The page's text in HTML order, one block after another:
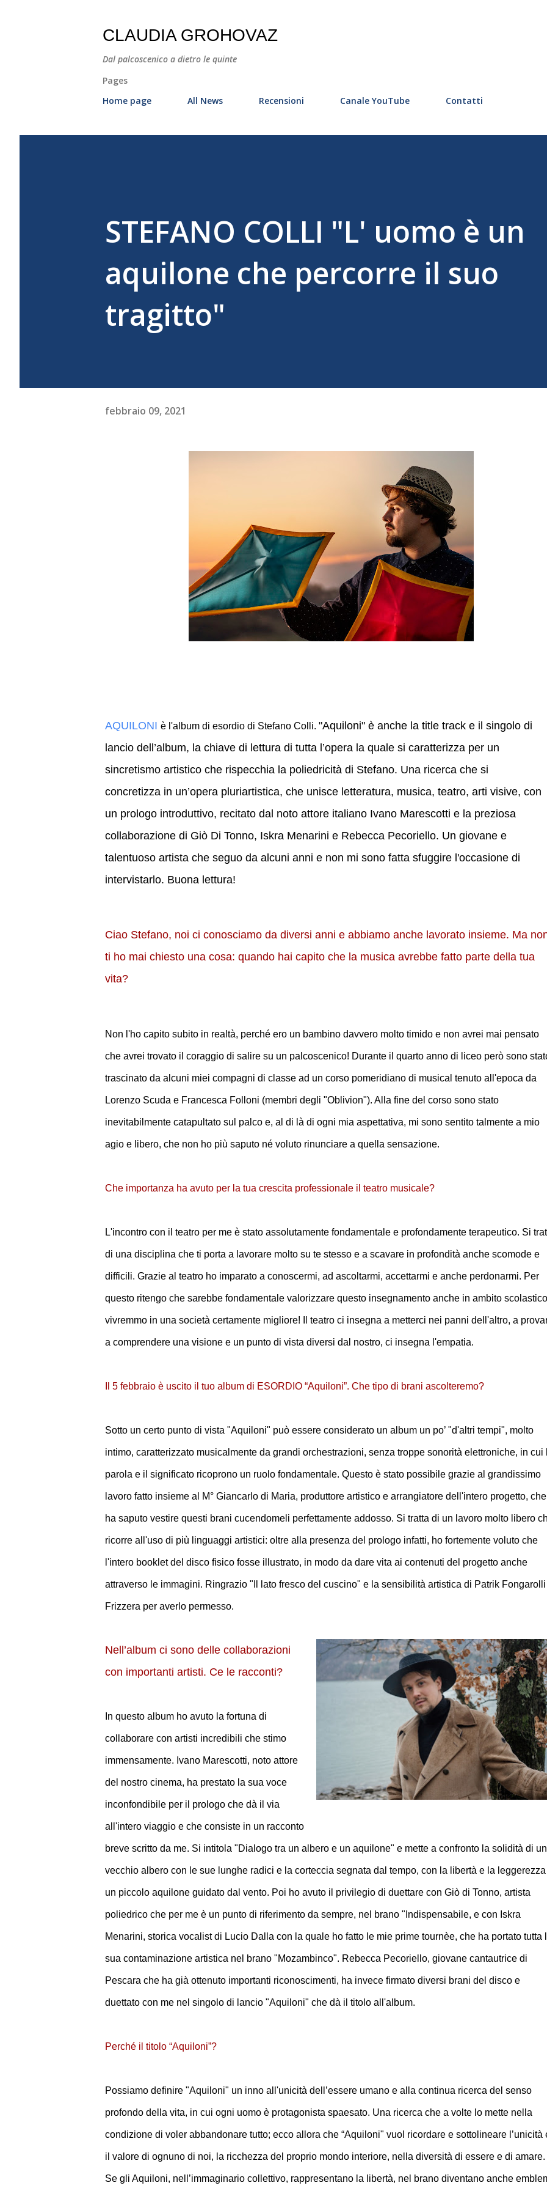
CLAUDIA GROHOVAZ
Dal palcoscenico a dietro le quinte
Pages
Home page
All News Recensioni Canale YouTube Contatti
STEFANO COLLI "L' uomo è un
aquilone che percorre il suo
tragitto"
febbraio 09, 2021
AQUILONI è l'album di esordio di Stefano Colli. "Aquiloni" è anche la title track e il singolo di
lancio dell’album, la chiave di lettura di tutta l’opera la quale si caratterizza per un
sincretismo artistico che rispecchia la poliedricità di Stefano. Una ricerca che si
concretizza in un’opera pluriartistica, che unisce letteratura, musica, teatro, arti visive, con
un prologo introduttivo, recitato dal noto attore italiano Ivano Marescotti e la preziosa
collaborazione di Giò Di Tonno, Iskra Menarini e Rebecca Pecoriello. Un giovane e
talentuoso artista che seguo da alcuni anni e non mi sono fatta sfuggire l'occasione di
intervistarlo. Buona lettura!
Ciao Stefano, noi ci conosciamo da diversi anni e abbiamo anche lavorato insieme. Ma
ti ho mai chiesto una cosa: quando hai capito che la musica avrebbe fatto parte della tua
vita?
Non l'ho capito subito in realtà, perché ero un bambino davvero molto timido e non avrei mai pensato
che avrei trovato il coraggio di salire su un palcoscenico! Durante il quarto anno di liceo però sono
trascinato da alcuni miei compagni di classe ad un corso pomeridiano di musical tenuto all'epoca da
Lorenzo Scuda e Francesca Folloni (membri degli "Oblivion"). Alla fine del corso sono stato
inevitabilmente catapultato sul palco e, al di là di ogni mia aspettativa, mi sono sentito talmente a mio
agio e libero, che non ho più saputo né voluto rinunciare a quella sensazione.
Che importanza ha avuto per la tua crescita professionale il teatro musicale?
L'incontro con il teatro per me è stato assolutamente fondamentale e profondamente terapeutico. Si
di una disciplina che ti porta a lavorare molto su te stesso e a scavare in profondità anche scomode e
difficili. Grazie al teatro ho imparato a conoscermi, ad ascoltarmi, accettarmi e anche perdonarmi. Per
questo ritengo che sarebbe fondamentale valorizzare questo insegnamento anche in ambito
vivremmo in una società certamente migliore! Il teatro ci insegna a metterci nei panni dell'altro, a
a comprendere una visione e un punto di vista diversi dal nostro, ci insegna l'empatia.
Il 5 febbraio è uscito il tuo album di ESORDIO “Aquiloni”. Che tipo di brani ascolteremo?
Sotto un certo punto di vista "Aquiloni" può essere considerato un album un po’ "d'altri tempi", molto
intimo, caratterizzato musicalmente da grandi orchestrazioni, senza troppe sonorità elettroniche, in cui
parola e il significato ricoprono un ruolo fondamentale. Questo è stato possibile grazie al grandissimo
lavoro fatto insieme al M° Giancarlo di Maria, produttore artistico e arrangiatore dell'intero progetto, che
ha saputo vestire questi brani cucendomeli perfettamente addosso. Si tratta di un lavoro molto libero
ricorre all'uso di più linguaggi artistici: oltre alla presenza del prologo infatti, ho fortemente voluto che
l'intero booklet del disco fisico fosse illustrato, in modo da dare vita ai contenuti del progetto anche
attraverso le immagini. Ringrazio "Il lato fresco del cuscino" e la sensibilità artistica di Patrik Fongarolli
Frizzera per averlo permesso.
Nell’album ci sono delle collaborazioni
con importanti artisti. Ce le racconti?
In questo album ho avuto la fortuna di
collaborare con artisti incredibili che stimo
immensamente. Ivano Marescotti, noto attore
del nostro cinema, ha prestato la sua voce
inconfondibile per il prologo che dà il via
all'intero viaggio e che consiste in un racconto
breve scritto da me. Si intitola "Dialogo tra un albero e un aquilone" e mette a confronto la solidità di un
vecchio albero con le sue lunghe radici e la corteccia segnata dal tempo, con la libertà e la
un piccolo aquilone guidato dal vento. Poi ho avuto il privilegio di duettare con Giò di Tonno, artista
poliedrico che per me è un punto di riferimento da sempre, nel brano "Indispensabile, e con Iskra
Menarini, storica vocalist di Lucio Dalla con la quale ho fatto le mie prime tournèe, che ha portato tutta
sua contaminazione artistica nel brano "Mozambinco". Rebecca Pecoriello, giovane cantautrice di
Pescara che ha già ottenuto importanti riconoscimenti, ha invece firmato diversi brani del disco e
duettato con me nel singolo di lancio "Aquiloni" che dà il titolo all'album.
Perché il titolo “Aquiloni”?
Possiamo definire "Aquiloni" un inno all'unicità dell’essere umano e alla continua ricerca del senso
profondo della vita, in cui ogni uomo è protagonista spaesato. Una ricerca che a volte lo mette nella
condizione di voler abbandonare tutto; ecco allora che “Aquiloni" vuol ricordare e sottolineare l’unicità
il valore di ognuno di noi, la ricchezza del proprio mondo interiore, nella diversità di essere e di amare.
Se gli Aquiloni, nell’immaginario collettivo, rappresentano la libertà, nel brano diventano anche